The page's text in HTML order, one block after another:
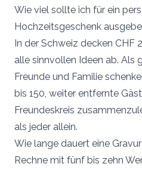
Wie viel sollte ich für ein
Hochzeitsgeschenk
In der Schweiz decken CHF
alle sinnvollen Ideen ab. Als
Freunde und Familie
bis 150, weiter entfernte
Freundeskreis
als jeder allein.
Wie lange dauert eine
Rechne mit fünf bis zehn